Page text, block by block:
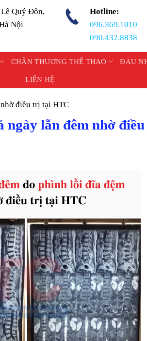
Lê Quý Đôn,
Nội
Hotline:
096.369.1010
090.432.8838
CHẤN THƯƠNG THỂ THAO ĐAU
LIÊN HỆ
điều trị tại HTC
ngày lẫn đêm nhờ điều